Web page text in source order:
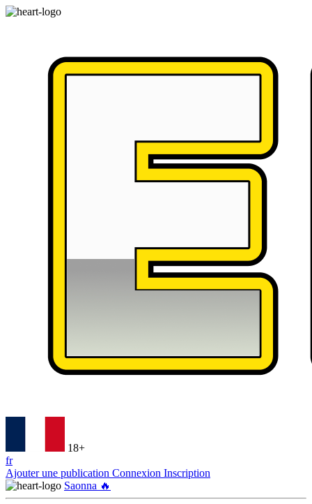
18+
fr
Ajouter une publication Connexion Inscription
Saonna 🔥